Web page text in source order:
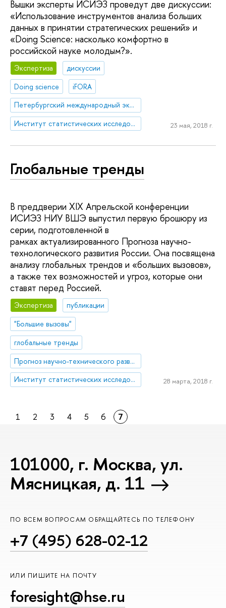
Вышки эксперты ИСИЭЗ проведут две дискуссии:
«Использование инструментов анализа больших
данных в принятии стратегических решений» и
«Doing Science: насколько комфортно в
российской науке молодым?».
Экспертиза
дискуссии
Doing science
iFORA
Петербургский международный экономический форум
Институт статистических исследований и экономики знаний
23 мая, 2018 г.
Глобальные тренды
В преддверии XIX Апрельской конференции
ИСИЭЗ НИУ ВШЭ выпустил первую брошюру из
серии, подготовленной в
рамках актуализированного Прогноза научно-
технологического развития России. Она посвящена
анализу глобальных трендов и «больших вызовов»,
а также тех возможностей и угроз, которые они
ставят перед Россией.
Экспертиза
публикации
"Большие вызовы"
глобальные тренды
Прогноз научно-технического развития
Институт статистических исследований и экономики знаний
28 марта, 2018 г.
1 2 3 4 5 6 7
101000, г. Москва, ул.
Мясницкая, д. 11
ПО ВСЕМ ВОПРОСАМ ОБРАЩАЙТЕСЬ ПО ТЕЛЕФОНУ
+7 (495) 628-02-12
ИЛИ ПИШИТЕ НА ПОЧТУ
foresight@hse.ru